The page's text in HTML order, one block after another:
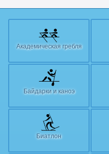
Академическая гребля
Байдарки и каноэ
Биатлон